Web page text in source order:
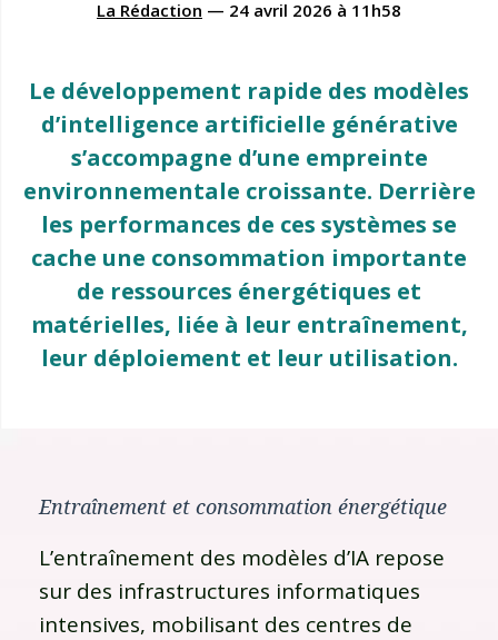
La Rédaction — 24 avril 2026 à 11h58
Le développement rapide des modèles
d’intelligence artificielle générative
s’accompagne d’une empreinte
environnementale croissante. Derrière
les performances de ces systèmes se
cache une consommation importante
de ressources énergétiques et
matérielles, liée à leur entraînement,
leur déploiement et leur utilisation.
Entraînement et consommation énergétique
L’entraînement des modèles d’IA repose
sur des infrastructures informatiques
intensives, mobilisant des centres de